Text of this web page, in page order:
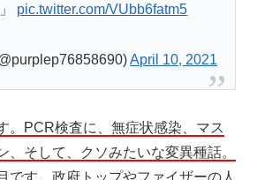
pic.twitter.com/VUbb6fatm5
April 10, 2021
。PCR検査に、無症状感染、マス
、そして、クソみたいな変異種話。
です。政府トップやファイザーの人